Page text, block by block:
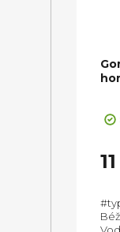
je
5,0
5